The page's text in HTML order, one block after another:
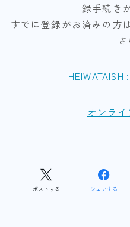
録手続き
すでに登録がお済みの方
さ
オンラ
ポストする シェアする